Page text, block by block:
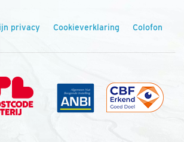
privacy Cookieverklaring Colofon